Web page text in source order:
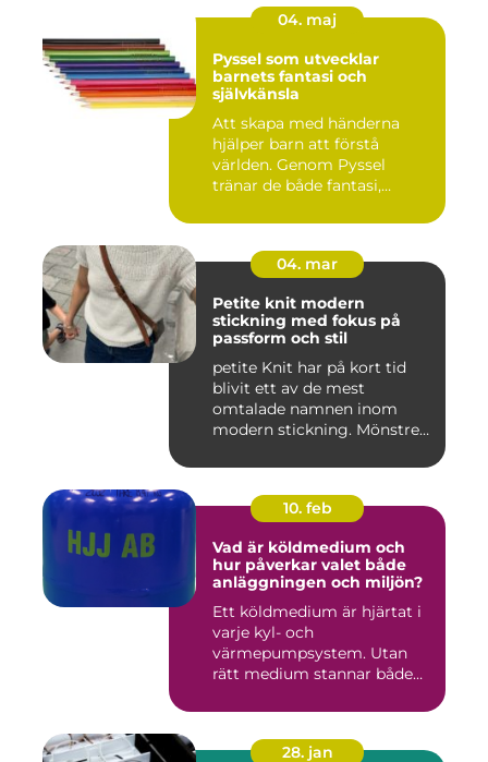
04. maj
Pyssel som utvecklar
barnets fantasi och
självkänsla
Att skapa med händerna
hjälper barn att förstå
världen. Genom Pyssel
tränar de både fantasi,
04. mar
Petite knit modern
stickning med fokus på
passform och stil
petite Knit har på kort tid
blivit ett av de mest
omtalade namnen inom
modern stickning. Mönstren
10. feb
Vad är köldmedium och
hur påverkar valet både
anläggningen och miljön?
Ett köldmedium är hjärtat i
varje kyl- och
värmepumpsystem. Utan
rätt medium stannar både
28. jan